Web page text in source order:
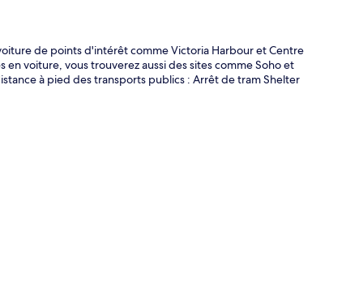
de points d'intérêt comme Victoria Harbour et Centre
voiture, vous trouverez aussi des sites comme Soho et
à pied des transports publics : Arrêt de tram Shelter